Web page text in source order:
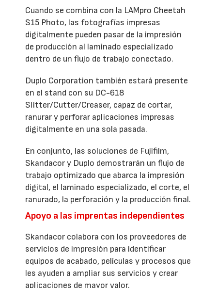
Cuando se combina con la LAMpro Cheetah
S15 Photo, las fotografías impresas
digitalmente pueden pasar de la impresión
de producción al laminado especializado
dentro de un flujo de trabajo conectado.
Duplo Corporation también estará presente
en el stand con su DC-618
Slitter/Cutter/Creaser, capaz de cortar,
ranurar y perforar aplicaciones impresas
digitalmente en una sola pasada.
En conjunto, las soluciones de Fujifilm,
Skandacor y Duplo demostrarán un flujo de
trabajo optimizado que abarca la impresión
digital, el laminado especializado, el corte, el
ranurado, la perforación y la producción final.
Apoyo a las imprentas independientes
Skandacor colabora con los proveedores de
servicios de impresión para identificar
equipos de acabado, películas y procesos que
les ayuden a ampliar sus servicios y crear
aplicaciones de mayor valor.